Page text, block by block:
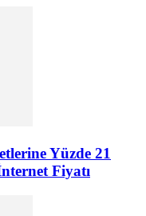
Yüzde 21
Fiyatı